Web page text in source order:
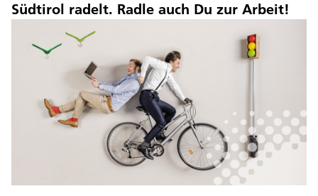
Südtirol radelt. Radle auch Du zur Arbeit!